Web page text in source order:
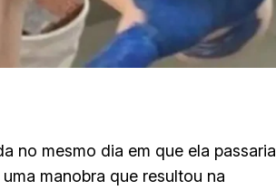
no mesmo dia em que ela passaria
manobra que resultou na